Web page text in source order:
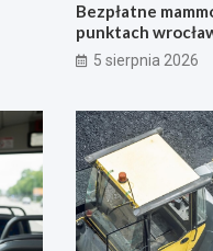
Bezpłatne
punktach
zdrowie!
5 sierpnia 2026